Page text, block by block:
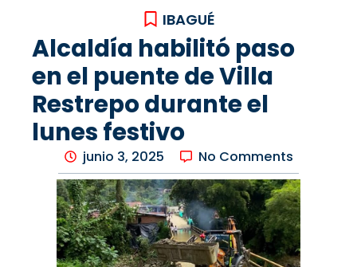
IBAGUÉ
Alcaldía habilitó paso
en el puente de Villa
Restrepo durante el
lunes festivo
junio 3, 2025 No Comments